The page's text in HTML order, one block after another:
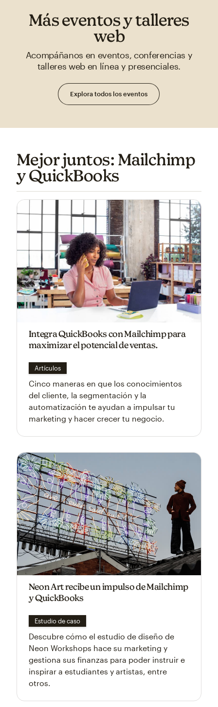
Más eventos y talleres
web
Acompáñanos en eventos, conferencias y
talleres web en línea y presenciales.
Explora todos los eventos
Mejor juntos: Mailchimp
y QuickBooks
Integra QuickBooks con Mailchimp para
maximizar el potencial de ventas.
Artículos
Cinco maneras en que los conocimientos
del cliente, la segmentación y la
automatización te ayudan a impulsar tu
marketing y hacer crecer tu negocio.
Neon Art recibe un impulso de Mailchimp
y QuickBooks
Estudio de caso
Descubre cómo el estudio de diseño de
Neon Workshops hace su marketing y
gestiona sus finanzas para poder instruir e
inspirar a estudiantes y artistas, entre
otros.